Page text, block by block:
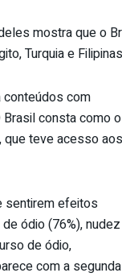
mostra que o
Turquia e
conteúdos com
consta como o
que teve acesso aos
sentirem efeitos
ódio (76%), nudez
de ódio,
com a